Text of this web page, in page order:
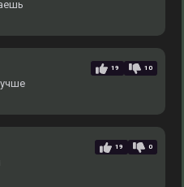
19 10
19 0